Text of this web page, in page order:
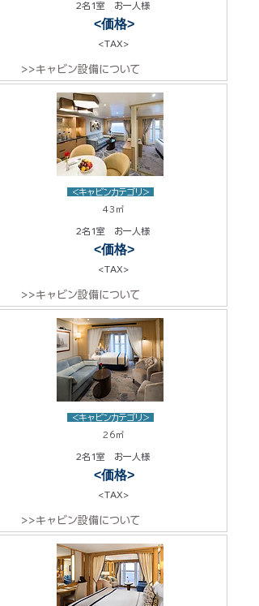
2名1室 お一人様
<価格>
<TAX>
>>キャビン設備について
<キャビンカテゴリ>
43㎡
2名1室 お一人様
<価格>
<TAX>
>>キャビン設備について
<キャビンカテゴリ>
26㎡
2名1室 お一人様
<価格>
<TAX>
>>キャビン設備について